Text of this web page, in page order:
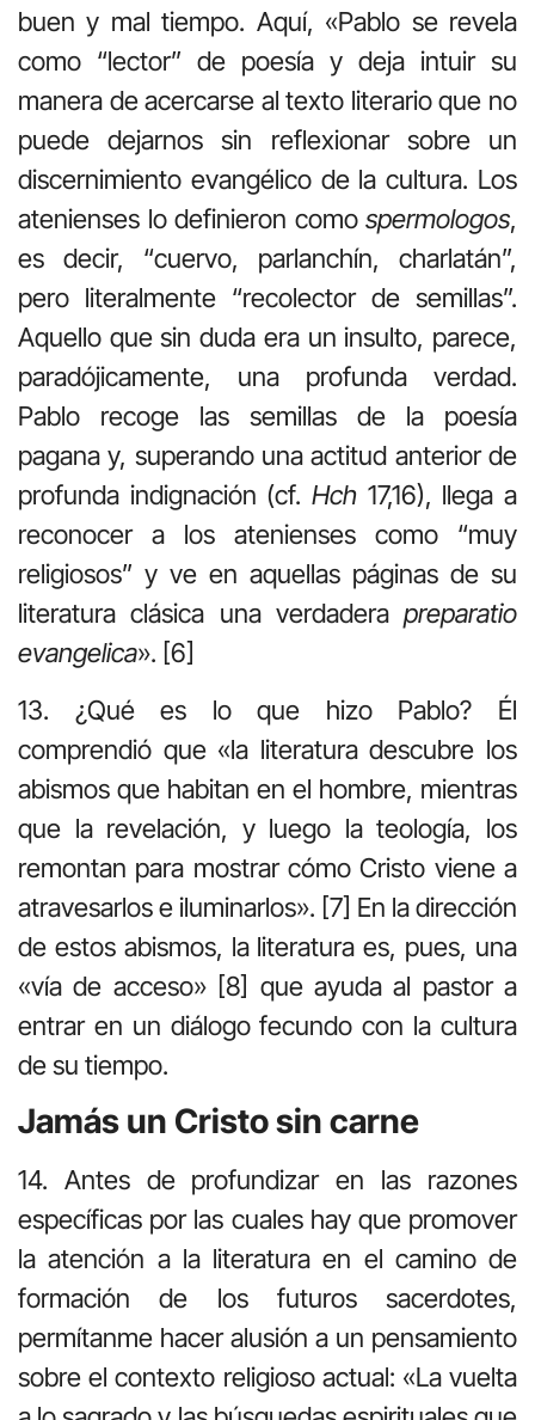
buen y mal tiempo. Aquí, «Pablo se revela
como “lector” de poesía y deja intuir su
manera de acercarse al texto literario que no
puede dejarnos sin reflexionar sobre un
discernimiento evangélico de la cultura. Los
atenienses lo definieron como spermologos,
es decir, “cuervo, parlanchín, charlatán”,
pero literalmente “recolector de semillas”.
Aquello que sin duda era un insulto, parece,
paradójicamente, una profunda verdad.
Pablo recoge las semillas de la poesía
pagana y, superando una actitud anterior de
profunda indignación (cf. Hch 17,16), llega a
reconocer a los atenienses como “muy
religiosos” y ve en aquellas páginas de su
literatura clásica una verdadera preparatio
evangelica». [6]
13. ¿Qué es lo que hizo Pablo? Él
comprendió que «la literatura descubre los
abismos que habitan en el hombre, mientras
que la revelación, y luego la teología, los
remontan para mostrar cómo Cristo viene a
atravesarlos e iluminarlos». [7] En la dirección
de estos abismos, la literatura es, pues, una
«vía de acceso» [8] que ayuda al pastor a
entrar en un diálogo fecundo con la cultura
de su tiempo.
Jamás un Cristo sin carne
14. Antes de profundizar en las razones
específicas por las cuales hay que promover
la atención a la literatura en el camino de
formación de los futuros sacerdotes,
permítanme hacer alusión a un pensamiento
sobre el contexto religioso actual: «La vuelta